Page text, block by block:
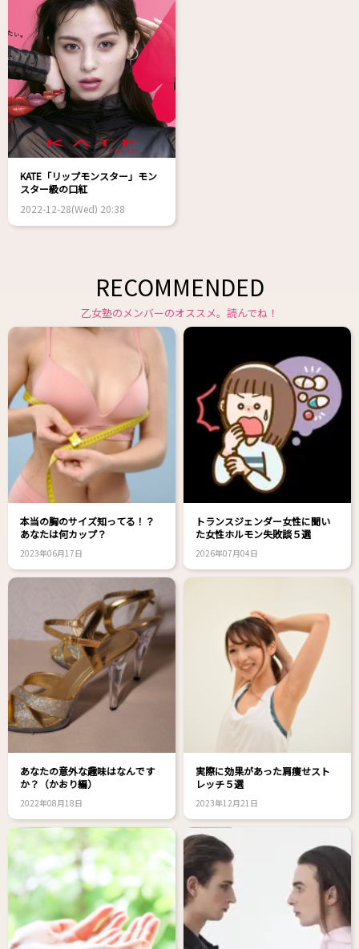
KATE「リップモンスター」モン
スター級の口紅
2022-12-28(Wed) 20:38
RECOMMENDED
乙女塾のメンバーのオススメ。読んでね！
本当の胸のサイズ知ってる！？
あなたは何カップ？
2023年06月17日
トランスジェンダー女性に聞い
た女性ホルモン失敗談５選
2026年07月04日
あなたの意外な趣味はなんです
か？（かおり編）
2022年08月18日
実際に効果があった肩痩せスト
レッチ５選
2023年12月21日